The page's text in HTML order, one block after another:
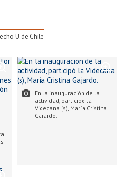
En la inauguración de la
actividad, participó la
Videcana (s), María Cristina
Gajardo.
U. de Chile